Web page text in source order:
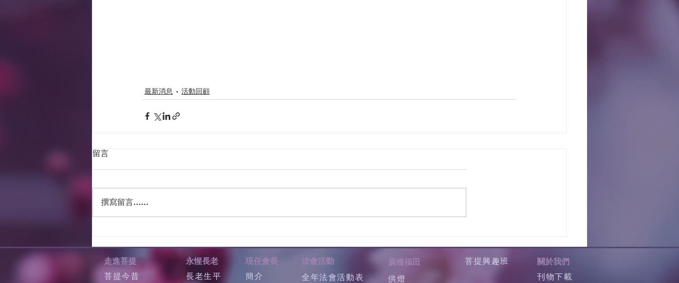
最新消息 活動回顧
留言
撰寫留言......
走進菩提
菩提今昔
永惺長老
長老生平
現任會長
簡介
法會活動
全年法會活動表
廣種福田
供燈
菩提興趣班
關於我們
刊物下載